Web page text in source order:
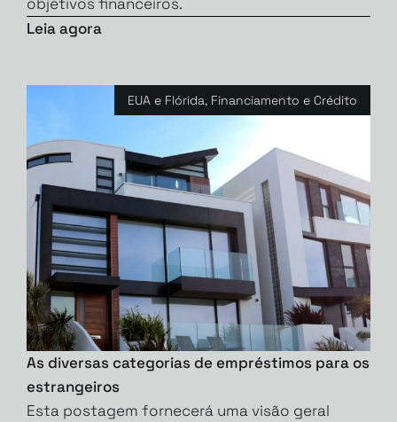
Leia agora
EUA e Flórida, Financiamento e Crédito
As diversas categorias de empréstimos para os
estrangeiros
Esta postagem fornecerá uma visão geral